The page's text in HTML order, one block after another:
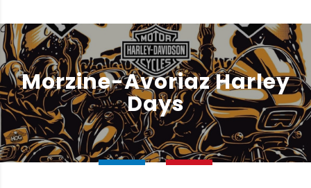
Morzine-Avoriaz Harley
Days